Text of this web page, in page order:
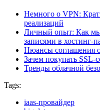
Немного о VPN:
реализаций
Личный опыт: Как мы
записями в хостинг-
Нюансы соглашения
Зачем покупать SSL-
Тренды облачной
Tags:
iaas-провайдер